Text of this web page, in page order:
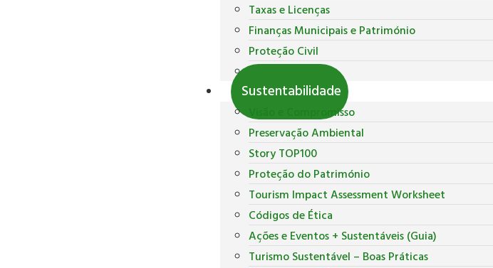
Taxas e Licenças
Finanças Municipais e Património
Proteção Civil
Polícia Municipal
Sustentabilidade
Visão e Compromisso
Preservação Ambiental
Story TOP100
Proteção do Património
Tourism Impact Assessment Worksheet
Códigos de Ética
Ações e Eventos + Sustentáveis (Guia)
Turismo Sustentável – Boas Práticas